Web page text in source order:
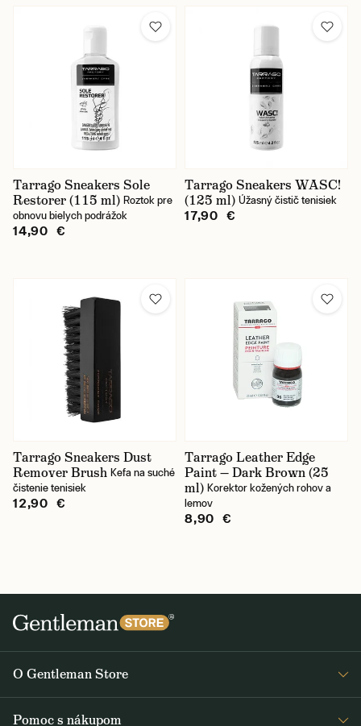
Tarrago Sneakers Sole
Restorer (115 ml) Roztok pre
obnovu bielych podrážok
14,90 €
Tarrago Sneakers WASC!
(125 ml) Úžasný čistič tenisiek
17,90 €
Tarrago Sneakers Dust
Remover Brush Kefa na suché
čistenie tenisiek
12,90 €
Tarrago Leather Edge
Paint — Dark Brown (25
ml) Korektor kožených rohov a
lemov
8,90 €
O Gentleman Store
Pomoc s nákupom